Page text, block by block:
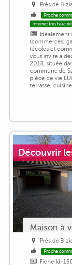
Près de
Proche
Internet très haut
Idéalement
(commerces,
(écoles et
vous invite à
2018, située
commune de
pièce de vie
terrasse,
Découvrir
Maison à
Près de
Proche
Fiche Id-